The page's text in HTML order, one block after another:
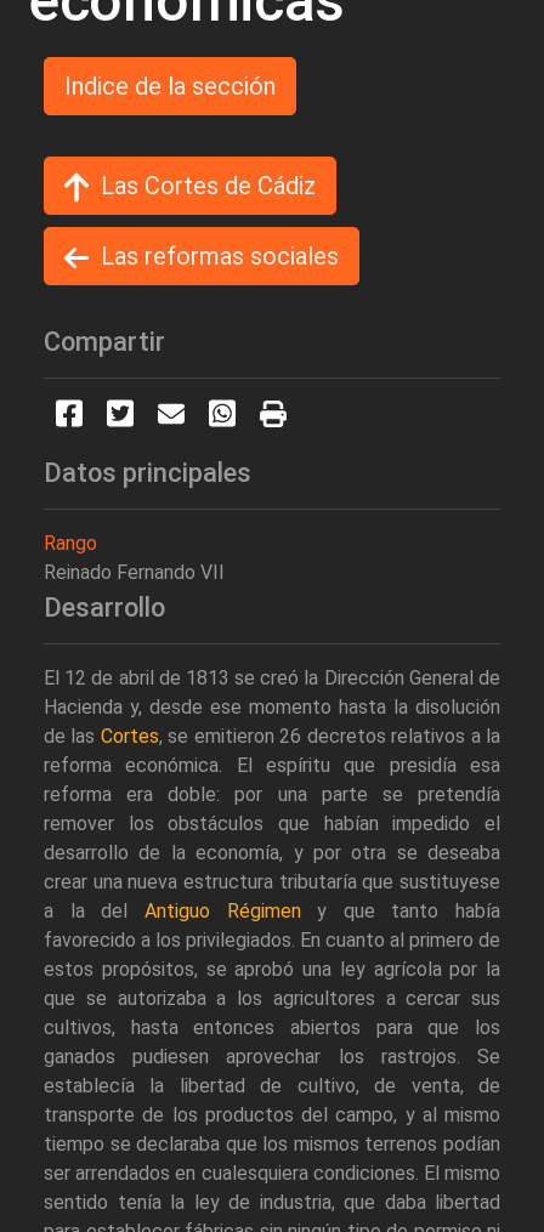
Indice de la sección
Las Cortes de Cádiz
Las reformas sociales
Compartir
Datos principales
Rango
Reinado Fernando VII
Desarrollo
El 12 de abril de 1813 se creó la Dirección General de
Hacienda y, desde ese momento hasta la disolución
de las Cortes, se emitieron 26 decretos relativos a la
reforma económica. El espíritu que presidía esa
reforma era doble: por una parte se pretendía
remover los obstáculos que habían impedido el
desarrollo de la economía, y por otra se deseaba
crear una nueva estructura tributaría que sustituyese
a la del Antiguo Régimeny que tanto había
favorecido a los privilegiados. En cuanto al primero de
estos propósitos, se aprobó una ley agrícola por la
que se autorizaba a los agricultores a cercar sus
cultivos, hasta entonces abiertos para que los
ganados pudiesen aprovechar los rastrojos. Se
establecía la libertad de cultivo, de venta, de
transporte de los productos del campo, y al mismo
tiempo se declaraba que los mismos terrenos podían
ser arrendados en cualesquiera condiciones. El mismo
sentido tenía la ley de industria, que daba libertad